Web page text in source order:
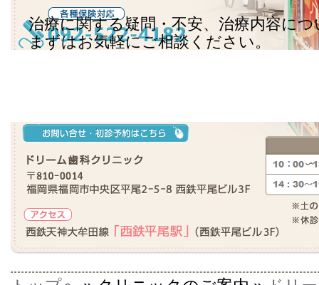
治療に関する疑問・不安、治療内容につ
まずはお気軽にご相談ください。